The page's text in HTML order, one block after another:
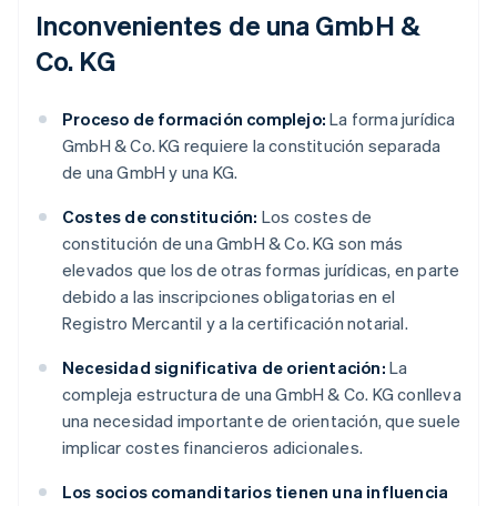
Inconvenientes de una GmbH &
Co. KG
Proceso de formación complejo: La forma jurídica
GmbH & Co. KG requiere la constitución separada
de una GmbH y una KG.
Costes de constitución: Los costes de
constitución de una GmbH & Co. KG son más
elevados que los de otras formas jurídicas, en parte
debido a las inscripciones obligatorias en el
Registro Mercantil y a la certificación notarial.
Necesidad significativa de orientación: La
compleja estructura de una GmbH & Co. KG conlleva
una necesidad importante de orientación, que suele
implicar costes financieros adicionales.
Los socios comanditarios tienen una influencia